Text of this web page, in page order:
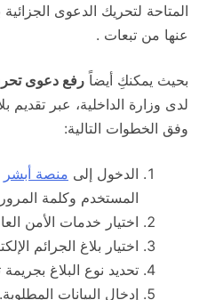
المتاحة لتحريك الدعوى
عنها من تبعات .
بحيث يمكنكِ أيضاً رفع دعوى
لدى وزارة الداخلية، عبر تقديم
وفق الخطوات التالية:
الدخول إلى منصة أبشر
المستخدم وكلمة
اختيار خدمات الأمن
اختيار بلاغ الجرائم
تحديد نوع البلاغ
إدخال البيانات المطلوبة.